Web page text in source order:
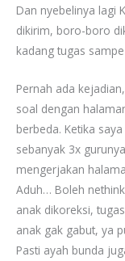
Dan nyebelinya lagi
dikirim, boro-boro
kadang tugas
Pernah ada
soal dengan
berbeda. Ketika
sebanyak 3x
mengerjakan
Aduh… Boleh
anak dikoreksi,
anak gak gabut, ya
Pasti ayah bunda